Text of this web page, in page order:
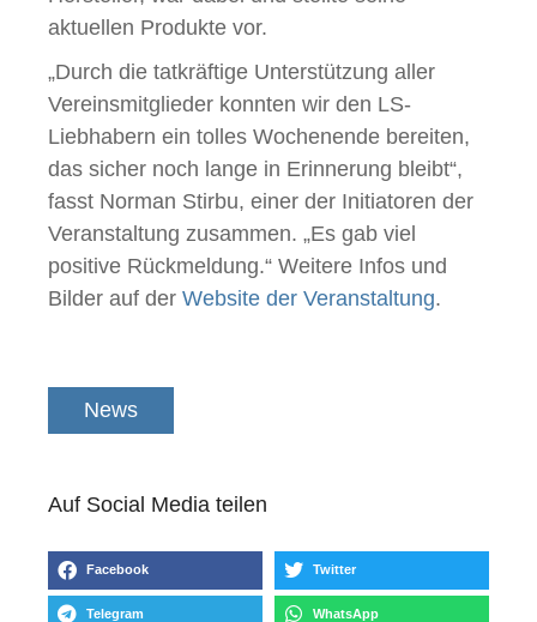
aktuellen Produkte vor.
„Durch die tatkräftige Unterstützung aller
Vereinsmitglieder konnten wir den LS-
Liebhabern ein tolles Wochenende bereiten,
das sicher noch lange in Erinnerung bleibt“,
fasst Norman Stirbu, einer der Initiatoren der
Veranstaltung zusammen. „Es gab viel
positive Rückmeldung.“ Weitere Infos und
Bilder auf der Website der Veranstaltung.
News
Auf Social Media teilen
Facebook Twitter
Telegram WhatsApp